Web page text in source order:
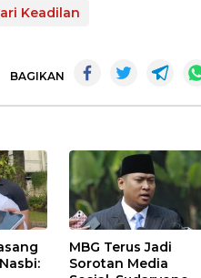
Keadilan
BAGIKAN
MBG Terus Jadi
Sorotan Media